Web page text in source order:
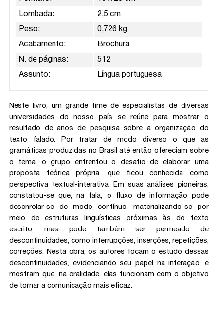
Lombada: 2,5 cm
Peso: 0,726 kg
Acabamento: Brochura
N. de páginas: 512
Assunto: Língua portuguesa
Neste livro, um grande time de especialistas de diversas
universidades do nosso país se reúne para mostrar o
resultado de anos de pesquisa sobre a organização do
texto falado. Por tratar de modo diverso o que as
gramáticas produzidas no Brasil até então ofereciam sobre
o tema, o grupo enfrentou o desafio de elaborar uma
proposta teórica própria, que ficou conhecida como
perspectiva textual-interativa. Em suas análises pioneiras,
constatou-se que, na fala, o fluxo de informação pode
desenrolar-se de modo contínuo, materializando-se por
meio de estruturas linguísticas próximas às do texto
escrito, mas pode também ser permeado de
descontinuidades, como interrupções, inserções, repetições,
correções. Nesta obra, os autores focam o estudo dessas
descontinuidades, evidenciando seu papel na interação, e
mostram que, na oralidade, elas funcionam com o objetivo
de tornar a comunicação mais eficaz.